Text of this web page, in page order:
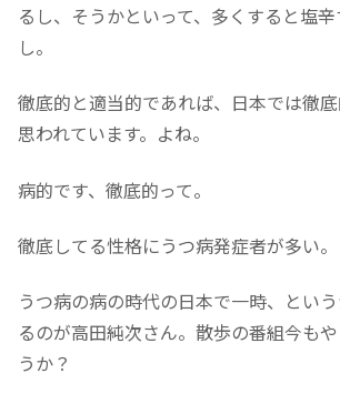
るし、そうかといって、多くすると塩
し。
徹底的と適当的であれば、日本では徹
思われています。よね。
病的です、徹底的って。
徹底してる性格にうつ病発症者が多い。
うつ病の病の時代の日本で一時、とい
るのが高田純次さん。散歩の番組今も
うか？